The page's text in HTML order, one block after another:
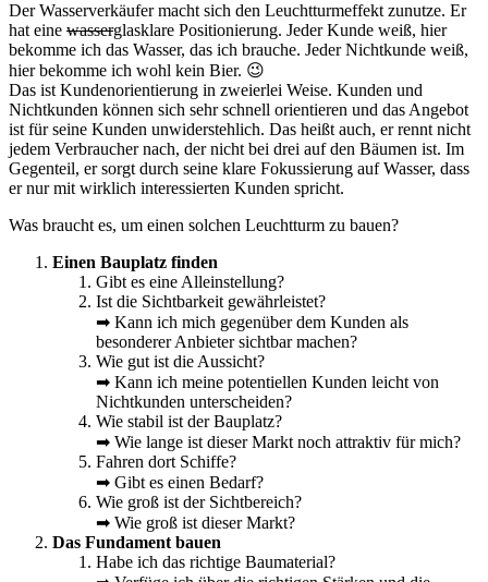
Der Wasserverkäufer macht sich den Leuchtturmeffekt zunutze. Er
hat eine wasserglasklare Positionierung. Jeder Kunde weiß, hier
bekomme ich das Wasser, das ich brauche. Jeder Nichtkunde weiß,
hier bekomme ich wohl kein Bier. 😉
Das ist Kundenorientierung in zweierlei Weise. Kunden und
Nichtkunden können sich sehr schnell orientieren und das Angebot
ist für seine Kunden unwiderstehlich. Das heißt auch, er rennt nicht
jedem Verbraucher nach, der nicht bei drei auf den Bäumen ist. Im
Gegenteil, er sorgt durch seine klare Fokussierung auf Wasser, dass
er nur mit wirklich interessierten Kunden spricht.
Was braucht es, um einen solchen Leuchtturm zu bauen?
Einen Bauplatz finden
Gibt es eine Alleinstellung?
Ist die Sichtbarkeit gewährleistet?
➡ Kann ich mich gegenüber dem Kunden als
besonderer Anbieter sichtbar machen?
Wie gut ist die Aussicht?
➡ Kann ich meine potentiellen Kunden leicht von
Nichtkunden unterscheiden?
Wie stabil ist der Bauplatz?
➡ Wie lange ist dieser Markt noch attraktiv für mich?
Fahren dort Schiffe?
➡ Gibt es einen Bedarf?
Wie groß ist der Sichtbereich?
➡ Wie groß ist dieser Markt?
Das Fundament bauen
Habe ich das richtige Baumaterial?